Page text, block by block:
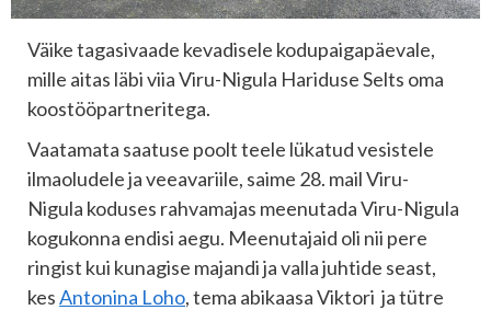
Väike tagasivaade kevadisele kodupaigapäevale,
mille aitas läbi viia Viru-Nigula Hariduse Selts oma
koostööpartneritega.
Vaatamata saatuse poolt teele lükatud vesistele
ilmaoludele ja veeavariile, saime 28. mail Viru-
Nigula koduses rahvamajas meenutada Viru-Nigula
kogukonna endisi aegu. Meenutajaid oli nii pere
ringist kui kunagise majandi ja valla juhtide seast,
kesAntonina Loho, tema abikaasa Viktori ja tütre